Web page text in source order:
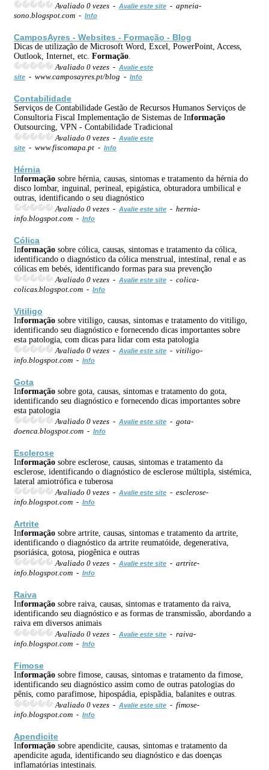
Avaliado 0 vezes - Avalie este site - apneia-
sono.blogspot.com - Info
CamposAyres - Websites - Formação - Blog
Dicas de utilização de Microsoft Word, Excel, PowerPoint, Access,
Outlook, Internet, etc. Formação
Avaliado 0 vezes - Avalie este
site - www.camposayres.pt/blog - Info
Contabilidade
Serviços de Contabilidade Gestão de Recursos Humanos Serviços de
Consultoria Fiscal Implementação de Sistemas de Informação
Outsourcing, VPN - Contabilidade Tradicional
Avaliado 0 vezes - Avalie este
site - www.fiscomapa.pt - Info
Hérnia
Informação sobre hérnia, causas, sintomas e tratamento da hérnia do
disco lombar, inguinal, perineal, epigástica, obturadora umbilical e
outras, identificando o seu diagnóstico
Avaliado 0 vezes - Avalie este site - hernia-
info.blogspot.com - Info
Cólica
Informação sobre cólica, causas, sintomas e tratamento da cólica,
identificando o diagnóstico da cólica menstrual, intestinal, renal e as
cólicas em bebés, identificando formas para sua prevenção
Avaliado 0 vezes - Avalie este site - colica-
colicas.blogspot.com - Info
Vitiligo
Informação sobre vitiligo, causas, sintomas e tratamento do vitiligo,
identificando seu diagnóstico e fornecendo dicas importantes sobre
esta patologia, com dicas para lidar com esta patologia
Avaliado 0 vezes - Avalie este site - vitiligo-
info.blogspot.com - Info
Gota
Informação sobre gota, causas, sintomas e tratamento do gota,
identificando seu diagnóstico e fornecendo dicas importantes sobre
esta patologia
Avaliado 0 vezes - Avalie este site - gota-
doenca.blogspot.com - Info
Esclerose
Informação sobre esclerose, causas, sintomas e tratamento da
esclerose, identificando o diagnóstico de esclerose múltipla, sistémica,
lateral amiotrófica e tuberosa
Avaliado 0 vezes - Avalie este site - esclerose-
info.blogspot.com - Info
Artrite
Informação sobre artrite, causas, sintomas e tratamento da artrite,
identificando o diagnóstico da artrite reumatóide, degenerativa,
psoriásica, gotosa, piogênica e outras
Avaliado 0 vezes - Avalie este site - artrite-
info.blogspot.com - Info
Raiva
Informação sobre raiva, causas, sintomas e tratamento da raiva,
identificando seu diagnóstico e as formas de transmissão, abordando a
raiva em diversos animais
Avaliado 0 vezes - Avalie este site - raiva-
info.blogspot.com - Info
Fimose
Informação sobre fimose, causas, sintomas e tratamento da fimose,
identificando seu diagnóstico assim como de outras patologias do
pênis, como parafimose, hipospádia, epispãdia, balanites e outras.
Avaliado 0 vezes - Avalie este site - fimose-
info.blogspot.com - Info
Apendicite
Informação sobre apendicite, causas, sintomas e tratamento da
apendicite aguda, identificando seu diagnóstico e das doenças
inflamatórias intestinais.